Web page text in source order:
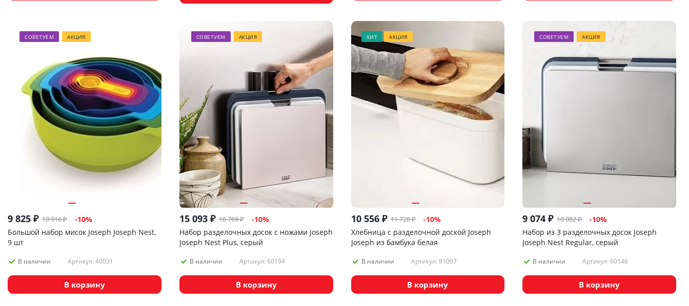
СОВЕТУЕМ АКЦИЯ
9 825 ₽ 10 916₽ -10%
Большой набор мисок Joseph Joseph Nest,
9 шт
В наличии Артикул: 40031
В корзину
СОВЕТУЕМ АКЦИЯ
15 093₽ 16 769₽ -10%
Набор разделочных досок с ножами Joseph
Joseph Nest Plus, серый
В наличии Артикул: 60194
В корзину
ХИТ АКЦИЯ
10 556₽ 11 728₽ -10%
Хлебница с разделочной доской Joseph
Joseph из бамбука белая
В наличии Артикул: 81097
В корзину
СОВЕТУЕМ АКЦИЯ
9 074 ₽ 10 082₽ -10%
Набор из 3 разделочных досок Joseph
Joseph Nest Regular, серый
В наличии Артикул: 60146
В корзину